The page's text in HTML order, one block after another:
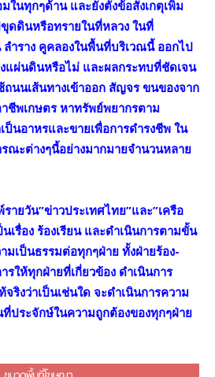
ในทุกๆด้าน และยังตั้งข้อสังเกตุเพิ่ม
ขุดดินหรือทรายในที่หลวง ในที่
ำราง คูคลองในพื้นที่บริเวณนี้ ออกไป
แผ่นดินหรือไม่ และผลกระทบที่ชัดเจน
นนเส้นทางเข้าออก สัญจร ขนของจาก
ชีพเกษตร หาทรัพย์พยากรตาม
ป็นอาหรและขายเพื่อการดำรงชีพ ใน
ณะต่างๆนี้อย่างมากมายจำนวนหลาย
ยวัน”ข่าวประเทศไทย”และ”เครือ
เรื่อง ร้องเรียน และดำเนินการตามขั้น
มเป็นธรรมต่อทุกๆฝ่าย ทั้งฝ่ายร้อง-
รให้ทุกฝ่ายที่เกี่ยวข้อง ดำเนินการ
ริงว่าเป็นเช่นใด จะดำเนินการความ
ประจักษ์ในความถูกต้องของทุกๆฝ่าย